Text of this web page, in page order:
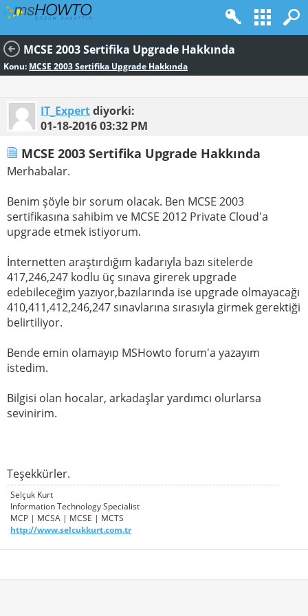
MCSE 2003 Sertifika Upgrade Hakkında
Konu: MCSE 2003 Sertifika Upgrade Hakkında
IT_Expertdiyorki:
01-18-201603:32 PM
MCSE 2003 Sertifika Upgrade Hakkında
Merhabalar.
Benim şöyle bir sorum olacak. Ben MCSE 2003
sertifikasına sahibim ve MCSE 2012 Private Cloud'a
upgrade etmek istiyorum.
İnternetten araştırdığım kadarıyla bazı sitelerde
417,246,247 kodlu üç sınava girerek upgrade
edebileceğim yazıyor,bazılarında ise upgrade olmayacağı
410,411,412,246,247 sınavlarına sırasıyla girmek gerektiği
belirtiliyor.
Bende emin olamayıp MSHowto forum'a yazayım
istedim.
Bilgisi olan hocalar, arkadaşlar yardımcı olurlarsa
sevinirim.
Teşekkürler.
Selçuk Kurt
Information Technology Specialist
MCP | MCSA | MCSE | MCTS
http://www.selcukkurt.com.tr